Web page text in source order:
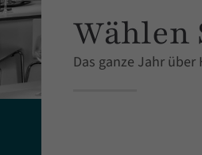
Wählen
Das ganze Jahr